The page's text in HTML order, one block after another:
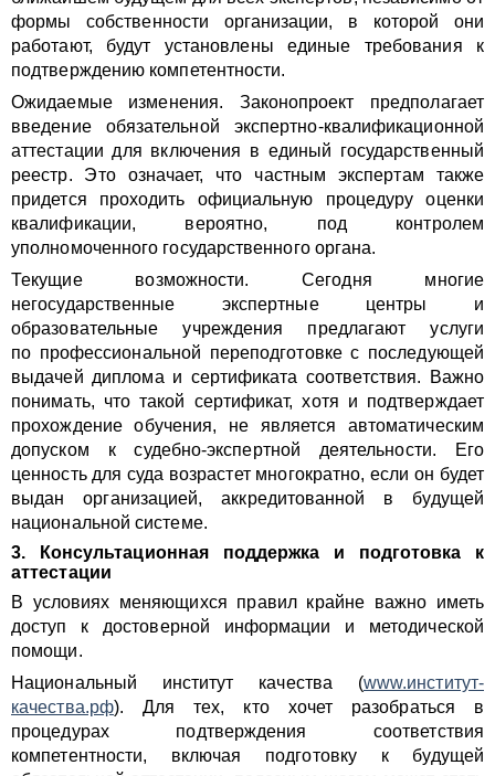
формы собственности организации, в которой они
работают, будут установлены единые требования к
подтверждению компетентности.
Ожидаемые изменения. Законопроект предполагает
введение обязательной экспертно-квалификационной
аттестации для включения в единый государственный
реестр. Это означает, что частным экспертам также
придется проходить официальную процедуру оценки
квалификации, вероятно, под контролем
уполномоченного государственного органа.
Текущие возможности. Сегодня многие
негосударственные экспертные центры и
образовательные учреждения предлагают услуги
по профессиональной переподготовке с последующей
выдачей диплома и сертификата соответствия. Важно
понимать, что такой сертификат, хотя и подтверждает
прохождение обучения, не является автоматическим
допуском к судебно-экспертной деятельности. Его
ценность для суда возрастет многократно, если он будет
выдан организацией, аккредитованной в будущей
национальной системе.
3. Консультационная поддержка и подготовка к
аттестации
В условиях меняющихся правил крайне важно иметь
доступ к достоверной информации и методической
помощи.
Национальный институт качества (www.институт-
качества.рф). Для тех, кто хочет разобраться в
процедурах подтверждения соответствия
компетентности, включая подготовку к будущей